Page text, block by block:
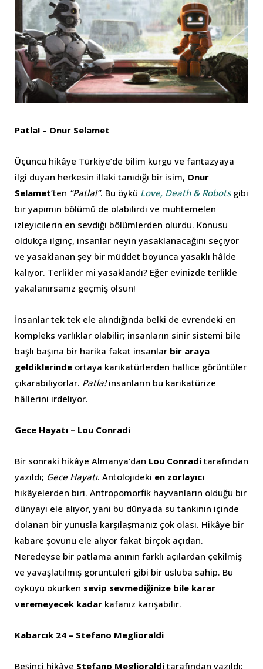
Patla! – Onur Selamet
Üçüncü hikâye Türkiye’de bilim kurgu ve fantazyaya
ilgi duyan herkesin illaki tanıdığı bir isim, Onur
Selamet’ten “Patla!”. Bu öykü Love, Death & Robotsgibi
bir yapımın bölümü de olabilirdi ve muhtemelen
izleyicilerin en sevdiği bölümlerden olurdu. Konusu
oldukça ilginç, insanlar neyin yasaklanacağını seçiyor
ve yasaklanan şey bir müddet boyunca yasaklı hâlde
kalıyor. Terlikler mi yasaklandı? Eğer evinizde terlikle
yakalanırsanız geçmiş olsun!
İnsanlar tek tek ele alındığında belki de evrendeki en
kompleks varlıklar olabilir; insanların sinir sistemi bile
başlı başına bir harika fakat insanlar bir araya
geldiklerinde ortaya karikatürlerden hallice görüntüler
çıkarabiliyorlar. Patla!insanların bu karikatürize
hâllerini irdeliyor.
Gece Hayatı – Lou Conradi
Bir sonraki hikâye Almanya’dan Lou Conradi tarafından
yazıldı; Gece Hayatı. Antolojideki en zorlayıcı
hikâyelerden biri. Antropomorfik hayvanların olduğu bir
dünyayı ele alıyor, yani bu dünyada su tankının içinde
dolanan bir yunusla karşılaşmanız çok olası. Hikâye bir
kabare şovunu ele alıyor fakat birçok açıdan.
Neredeyse bir patlama anının farklı açılardan çekilmiş
ve yavaşlatılmış görüntüleri gibi bir üsluba sahip. Bu
öyküyü okurken sevip sevmediğinize bile karar
veremeyecek kadar kafanız karışabilir.
Kabarcık 24 – Stefano Meglioraldi
Beşinci hikâye Stefano Meglioraldi tarafından yazıldı;